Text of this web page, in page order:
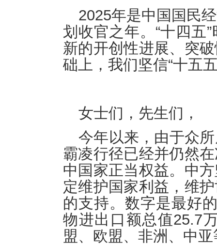
2025年是中国国民
划收官之年。“十四五
新的开创性进展、突
础上，我们坚信“十五
女士们，先生们，
今年以来，由于众
霸凌行径已经并仍然
中国家正当权益。中
定维护国家利益，维
的支持。数字是最好
物进出口额总值25.7
盟、欧盟、非洲、中